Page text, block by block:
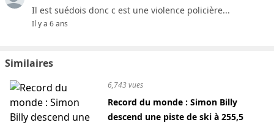
Il est suédois donc c est une violence policière...
Il y a 6 ans
Similaires
6,743 vues
Record du monde : Simon Billy
descend une piste de ski à 255,5